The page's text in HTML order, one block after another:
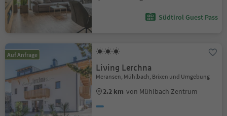
Südtirol Guest Pass
Auf Anfrage
Living Lerchna
Meransen, Mühlbach, Brixen und Umgebung
2.2 km von Mühlbach Zentrum